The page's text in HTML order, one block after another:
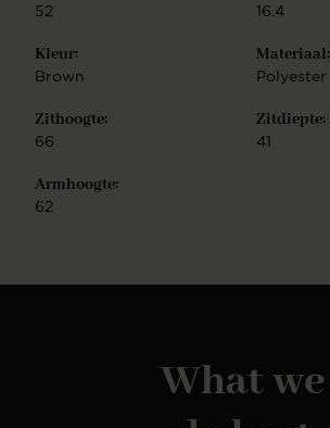
52 16.4
Kleur:
Brown
Materiaal:
Polyester
Zithoogte:
66
Zitdiepte:
41
Armhoogte:
62
What we